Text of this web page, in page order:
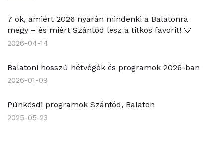
7 ok, amiért 2026 nyarán mindenki a Balatonra
megy – és miért Szántód lesz a titkos favorit! 💛
2026-04-14
Balatoni hosszú hétvégék és programok 2026-ban
2026-01-09
Pünkösdi programok Szántód, Balaton
2025-05-23